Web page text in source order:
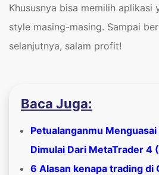
Khususnya bisa memilih aplikasi
style masing-masing. Sampai
selanjutnya, salam profit!
Baca Juga:
Petualanganmu Menguasai
Dimulai Dari MetaTrader 4
6 Alasan kenapa trading di